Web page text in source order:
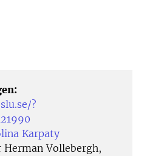
?
Karpaty
Herman Vollebergh,